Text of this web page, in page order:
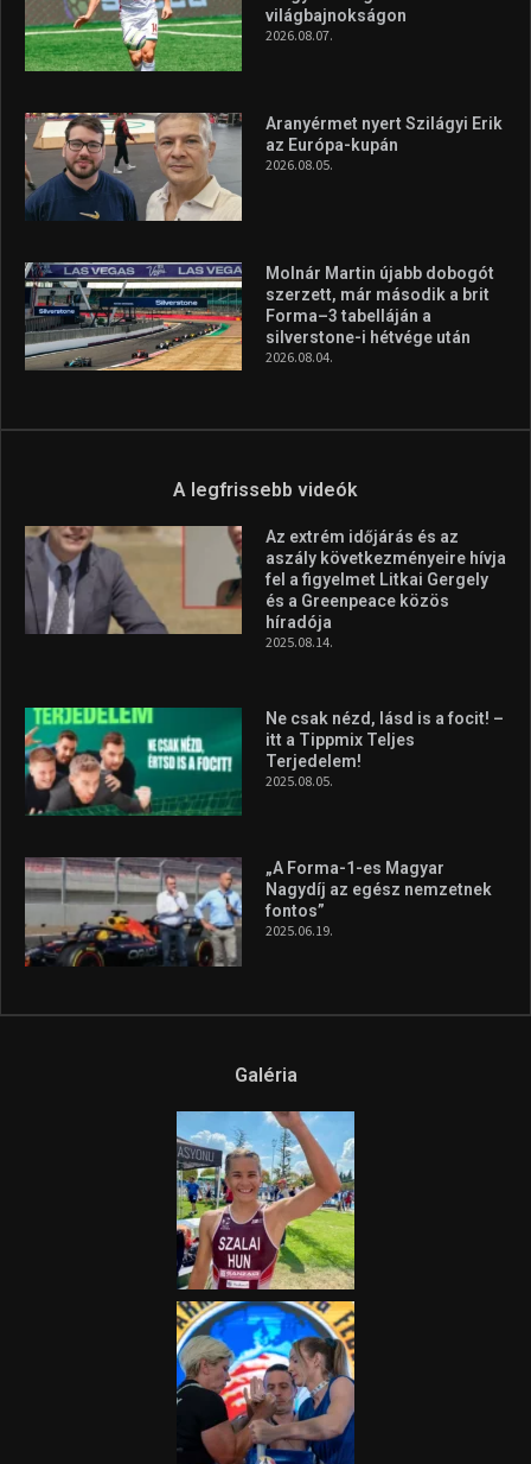
világbajnokságon
2026.08.07.
Aranyérmet nyert Szilágyi Erik
az Európa-kupán
2026.08.05.
Molnár Martin újabb dobogót
szerzett, már második a brit
Forma–3 tabelláján a
silverstone-i hétvége után
2026.08.04.
A legfrissebb videók
Az extrém időjárás és az
aszály következményeire hívja
fel a figyelmet Litkai Gergely
és a Greenpeace közös
híradója
2025.08.14.
Ne csak nézd, lásd is a focit! –
itt a Tippmix Teljes
Terjedelem!
2025.08.05.
„A Forma-1-es Magyar
Nagydíj az egész nemzetnek
fontos”
2025.06.19.
Galéria